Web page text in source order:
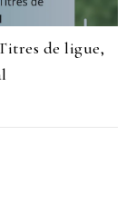
de ligue,